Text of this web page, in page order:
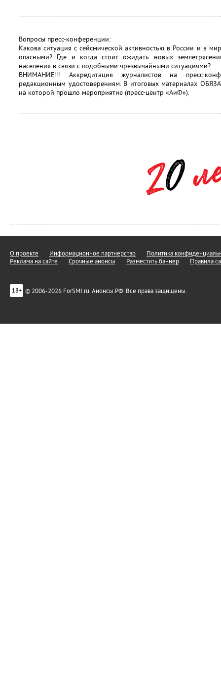
Вопросы пресс-конференции:
Какова ситуация с сейсмической активностью в России и в
опасными? Где и когда стоит ожидать новых
населения в связи с подобными чрезвычайными ситуациями?
ВНИМАНИЕ!!! Аккредитация журналистов на пресс-
редакционным удостоверениям. В итоговых материалах
на которой прошло мероприятие (пресс-центр «АиФ»).
О проекте Информационное партнерство
Политика
Реклама на сайте
Срочные анонсы Разместить баннер Правила
18+ © 2006-2026 ForSMI.ru. Анонсы.РФ. Все права защищены.